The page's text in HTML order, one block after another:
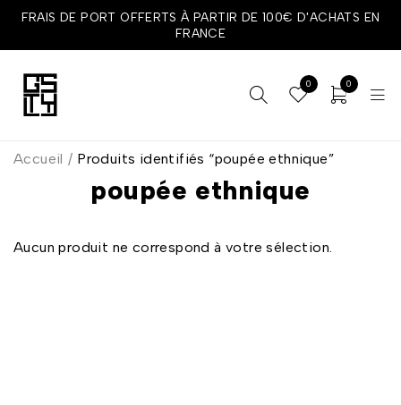
FRAIS DE PORT OFFERTS À PARTIR DE 100€ D'ACHATS EN
FRANCE
0 0
poupée ethnique
Accueil / Produits identifiés “poupée ethnique”
Aucun produit ne correspond à votre sélection.